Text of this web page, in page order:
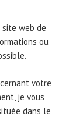
web de
ou
votre
je vous
dans le